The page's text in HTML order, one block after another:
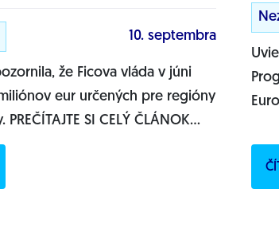
10. septembra
že Ficova vláda v júni
eur určených pre regióny
SI CELÝ ČLÁNOK